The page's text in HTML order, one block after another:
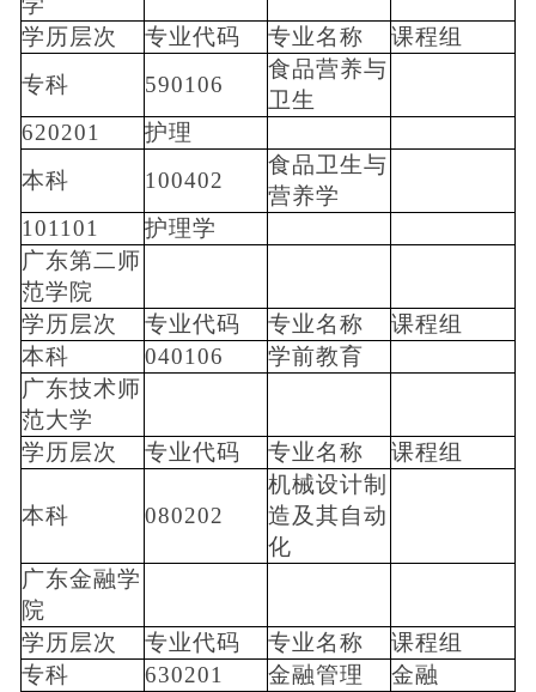
学历层次
专业代码 专业名称
课程组
专科
590106
食品营养与
卫生
620201
护理
本科
100402
食品卫生与
营养学
101101
护理学
广东第二师
范学院
学历层次
专业代码 专业名称
课程组
本科
040106
学前教育
广东技术师
范大学
学历层次
专业代码 专业名称 课程组
本科 080202
机械设计制
造及其自动
化
广东金融学
院
学历层次
专业代码 专业名称
课程组
专科
630201 金融管理
金融